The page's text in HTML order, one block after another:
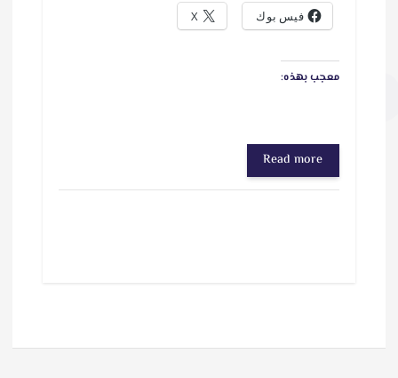
فيس بوك X
معجب بهذه:
Read more